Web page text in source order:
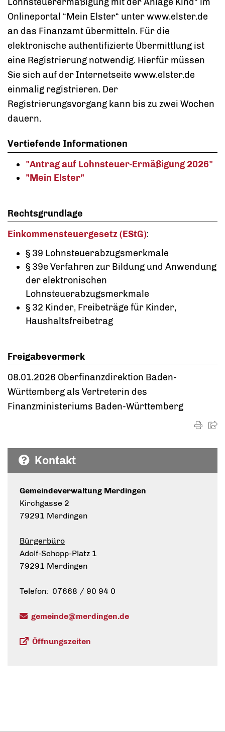
Onlineportal “Mein Elster“ unter www.elster.de
an das Finanzamt übermitteln. Für die
elektronische authentifizierte Übermittlung ist
eine Registrierung notwendig. Hierfür müssen
Sie sich auf der Internetseite www.elster.de
einmalig registrieren. Der
Registrierungsvorgang kann bis zu zwei Wochen
dauern.
Vertiefende Informationen
"Antrag auf Lohnsteuer-Ermäßigung 2026"
"Mein Elster"
Rechtsgrundlage
Einkommensteuergesetz (EStG):
§ 39 Lohnsteuerabzugsmerkmale
§ 39e Verfahren zur Bildung und Anwendung
der elektronischen
Lohnsteuerabzugsmerkmale
§ 32 Kinder, Freibeträge für Kinder,
Haushaltsfreibetrag
Freigabevermerk
08.01.2026 Oberfinanzdirektion Baden-
Württemberg als Vertreterin des
Finanzministeriums Baden-Württemberg
Kontakt
Gemeindeverwaltung Merdingen
Kirchgasse 2
79291 Merdingen
Bürgerbüro
Adolf-Schopp-Platz 1
79291 Merdingen
Telefon: 07668 / 90 94 0
gemeinde@merdingen.de
Öffnungszeiten